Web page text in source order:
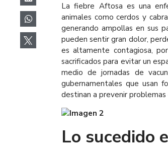
La fiebre Aftosa es una
animales como cerdos y
generando ampollas en sus
pueden sentir gran dolor,
es altamente contagiosa,
sacrificados para evitar un
medio de jornadas de
gubernamentales que usan
destinan a prevenir
Lo sucedido